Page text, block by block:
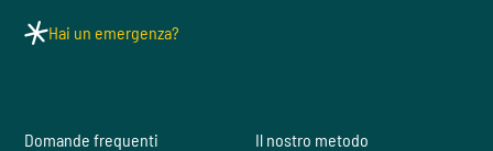
Hai un emergenza?
Domande frequenti
Il nostro metodo